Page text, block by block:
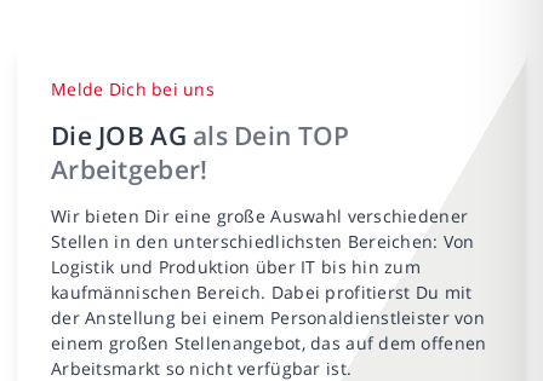
Melde Dich bei uns
Die JOB AG als Dein TOP
Arbeitgeber!
Wir bieten Dir eine große Auswahl verschiedener
Stellen in den unterschiedlichsten Bereichen: Von
Logistik und Produktion über IT bis hin zum
kaufmännischen Bereich. Dabei profitierst Du mit
der Anstellung bei einem Personaldienstleister von
einem großen Stellenangebot, das auf dem offenen
Arbeitsmarkt so nicht verfügbar ist.